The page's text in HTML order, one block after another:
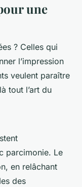
une
? Celles qui
l’impression
veulent paraître
tout l’art du
parcimonie. Le
en relâchant
des